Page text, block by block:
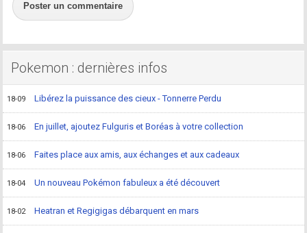
Poster un commentaire
Pokemon : dernières infos
18-09 Libérez la puissance des cieux - Tonnerre Perdu
18-06 En juillet, ajoutez Fulguris et Boréas à votre collection
18-06 Faites place aux amis, aux échanges et aux cadeaux
18-04 Un nouveau Pokémon fabuleux a été découvert
18-02 Heatran et Regigigas débarquent en mars